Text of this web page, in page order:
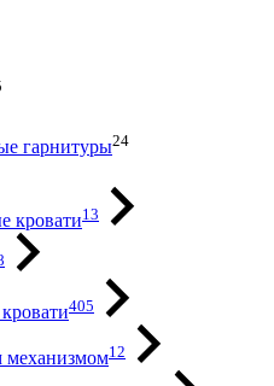
гарнитуры24
кровати13
405
12